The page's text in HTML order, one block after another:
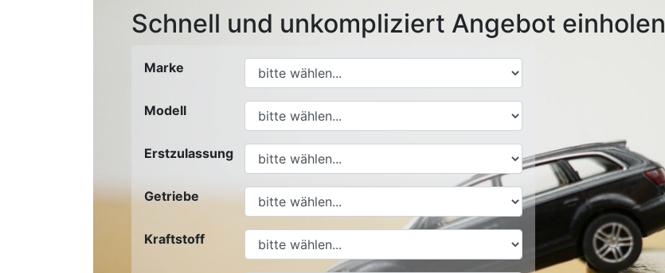
Schnell und unkompliziert Angebot einholen
Marke
Modell
Erstzulassung
Getriebe
Kraftstoff